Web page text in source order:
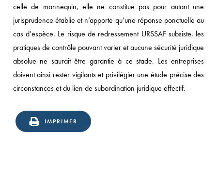
celle de mannequin, elle ne constitue pas pour autant une
jurisprudence établie et n’apporte qu’une réponse ponctuelle au
cas d’espèce. Le risque de redressement URSSAF subsiste, les
pratiques de contrôle pouvant varier et aucune sécurité juridique
absolue ne saurait être garantie à ce stade. Les entreprises
doivent ainsi rester vigilants et privilégier une étude précise des
circonstances et du lien de subordination juridique effectif.
IMPRIMER